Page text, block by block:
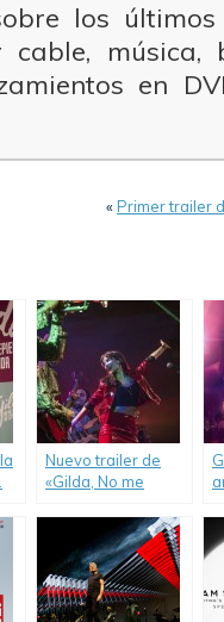
los
cable, música,
en
«Primer trailer
Nuevo trailer de
«Gilda, No me